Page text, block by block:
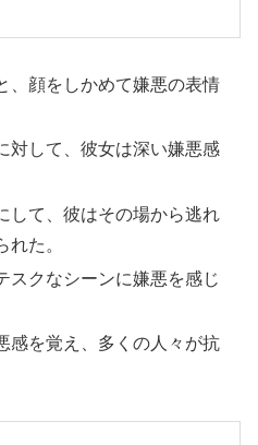
、顔をしかめて嫌悪の表情
対して、彼女は深い嫌悪感
して、彼はその場から逃れ
れた。
スクなシーンに嫌悪を感じ
感を覚え、多くの人々が抗